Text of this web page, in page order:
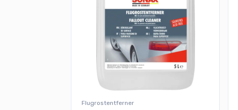
Flugrostentferner